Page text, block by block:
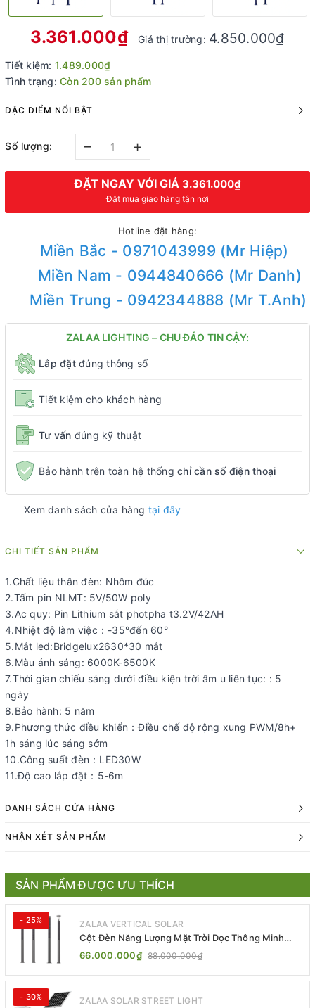
3.361.000₫ Giá thị trường:4.850.000₫
Tiết kiệm: 1.489.000₫
Tình trạng: Còn 200 sản phẩm
ĐẶC ĐIỂM NỔI BẬT
Số lượng: – +
ĐẶT NGAY VỚI GIÁ 3.361.000₫
Đặt mua giao hàng tận nơi
Hotline đặt hàng:
Miền Bắc - 0971043999 (Mr Hiệp)
Miền Nam - 0944840666 (Mr Danh)
Miền Trung - 0942344888 (Mr T.Anh)
ZALAA LIGHTING – CHU ĐÁO TIN CẬY:
Lắp đặtđúng thông số
Tiết kiệm cho khách hàng
Tư vấn đúng kỹ thuật
Bảo hành trên toàn hệ thống chỉ cần số điện thoại
Xem danh sách cửa hàng tại đây
CHI TIẾT SẢN PHẨM
1.Chất liệu thân đèn: Nhôm đúc
2.Tấm pin NLMT: 5V/50W poly
3.Ac quy: Pin Lithium sắt photpha t3.2V/42AH
4.Nhiệt độ làm việc：-35°đến 60°
5.Mắt led:Bridgelux2630*30 mắt
6.Màu ánh sáng: 6000K-6500K
7.Thời gian chiếu sáng dưới điều kiện trời âm u liên tục: : 5
ngày
8.Bảo hành: 5 năm
9.Phương thức điều khiển：Điều chế độ rộng xung PWM/8h+
1h sáng lúc sáng sớm
10.Công suất đèn：LED30W
11.Độ cao lắp đặt：5-6m
DANH SÁCH CỬA HÀNG
NHẬN XÉT SẢN PHẨM
SẢN PHẨM ĐƯỢC ƯU THÍCH
- 25% ZALAA VERTICAL SOLAR
Cột Đèn Năng Lượng Mặt Trời Dọc Thông Minh
ZSR-YYDS-360 | ZALAA Jsc
66.000.000₫ 88.000.000₫
- 30% ZALAA SOLAR STREET LIGHT